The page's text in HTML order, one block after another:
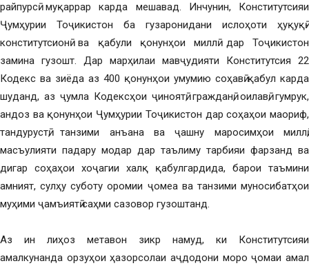
райпурсӣ муқаррар карда мешавад. Инчунин, Конститутсияи
Ҷумҳурии Тоҷикистон ба гузаронидани ислоҳоти ҳуқуқӣ-
конститутсионӣ ва қабули қонунҳои миллӣ дар Тоҷикистон
замина гузошт. Дар марҳилаи мавҷудияти Конститутсия 22
Кодекс ва зиёда аз 400 қонунҳои умумию соҳавӣ қабул карда
шуданд, аз ҷумла Кодексҳои ҷиноятӣ, гражданӣ, оилавӣ, гумрук,
андоз ва қонунҳои Ҷумҳурии Тоҷикистон дар соҳаҳои маориф,
тандурустӣ, танзими анъана ва ҷашну маросимҳои миллӣ,
масъулияти падару модар дар таълиму тарбияи фарзанд ва
дигар соҳаҳои хоҷагии халқ қабулгардида, барои таъмини
амният, сулҳу суботу оромии ҷомеа ва танзими муносибатҳои
муҳими ҷамъиятӣ саҳми сазовор гузоштанд.
Аз ин лиҳоз метавон зикр намуд, ки Конститутсияи
амалкунанда орзуҳои ҳазорсолаи аҷдодони моро ҷомаи амал